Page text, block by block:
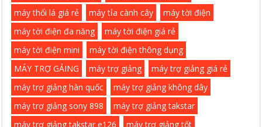
máy thổi lá giá rẻ
máy tỉa cành cây
máy tời điện
máy tời điện đa năng
máy tời điện giá rẻ
máy tời điện mini
máy tời điện thông dụng
MÁY TRỢ GẢING
máy trợ giảng
máy trợ giảng giá rẻ
máy trợ giảng hàn quốc
máy trợ giảng không dây
máy trợ giảng sony 898
máy trợ giảng takstar
máy trợ giảng takstar e126
máy trợ giảng tốt